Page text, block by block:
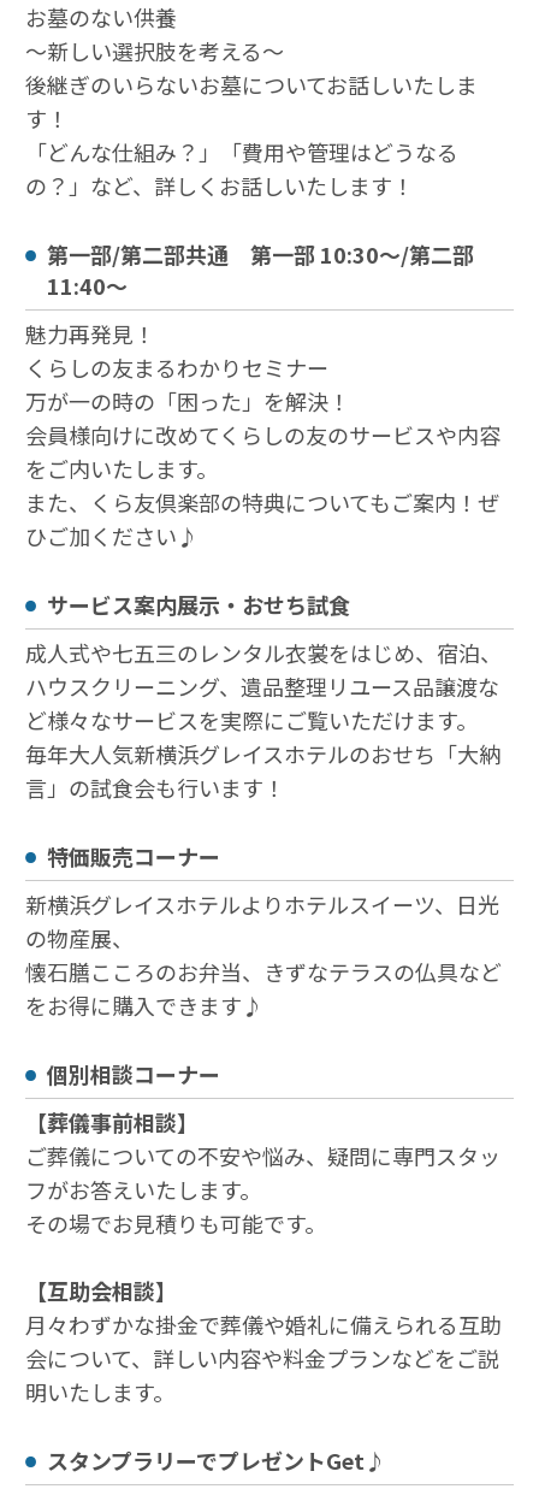
お墓のない供養
～新しい選択肢を考える～
後継ぎのいらないお墓についてお話しいたしま
す！
「どんな仕組み？」「費用や管理はどうなる
の？」など、詳しくお話しいたします！
第一部/第二部共通 第一部 10:30～/第二部
11:40～
魅力再発見！
くらしの友まるわかりセミナー
万が一の時の「困った」を解決！
会員様向けに改めてくらしの友のサービスや内容
をご内いたします。
また、くら友倶楽部の特典についてもご案内！ぜ
ひご加ください♪
サービス案内展示・おせち試食
成人式や七五三のレンタル衣裳をはじめ、宿泊、
ハウスクリーニング、遺品整理リユース品譲渡な
ど様々なサービスを実際にご覧いただけます。
毎年大人気新横浜グレイスホテルのおせち「大納
言」の試食会も行います！
特価販売コーナー
新横浜グレイスホテルよりホテルスイーツ、日光
の物産展、
懐石膳こころのお弁当、きずなテラスの仏具など
をお得に購入できます♪
個別相談コーナー
【葬儀事前相談】
ご葬儀についての不安や悩み、疑問に専門スタッ
フがお答えいたします。
その場でお⾒積りも可能です。
【互助会相談】
月々わずかな掛⾦で葬儀や婚礼に備えられる互助
会について、詳しい内容や料⾦プランなどをご説
明いたします。
スタンプラリーでプレゼントGet♪